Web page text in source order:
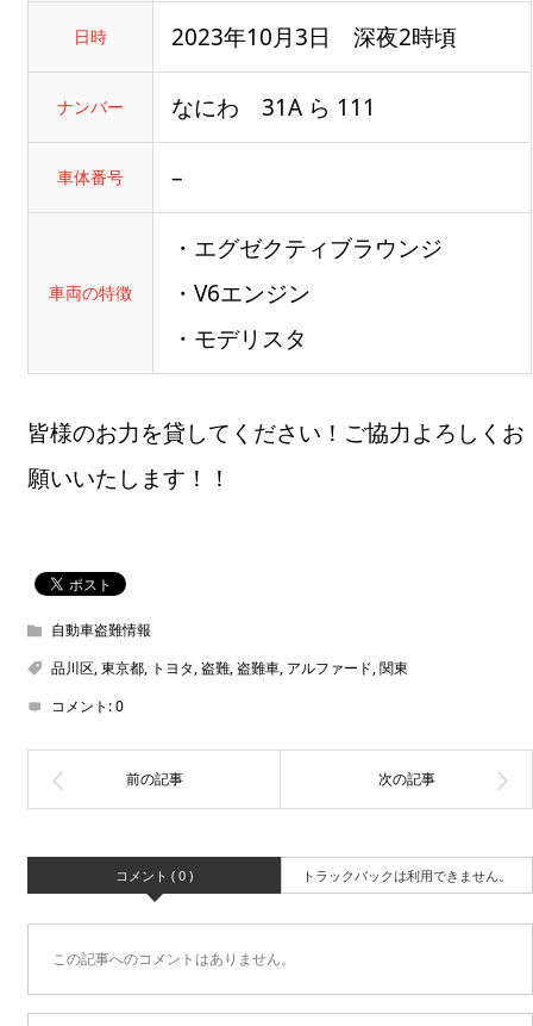
日時 2023年10月3日 深夜2時頃
ナンバー なにわ 31A ら 111
車体番号 –
車両の特徴
・エグゼクティブラウンジ
・V6エンジン
・モデリスタ
皆様のお力を貸してください！ご協力よろしくお
願いいたします！！
自動車盗難情報
品川区,東京都, トヨタ,盗難,盗難車, アルファード,関東
コメント:0
コメント ( 0 ) トラックバックは利用できません。
この記事へのコメントはありません。